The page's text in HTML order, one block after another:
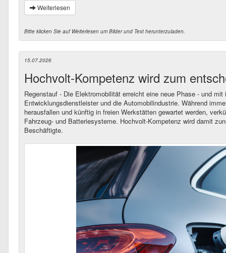
Weiterlesen
Bitte klicken Sie auf Weiterlesen um Bilder und Text herunterzuladen.
15.07.2026
Hochvolt-Kompetenz wird zum
Regenstauf - Die Elektromobilität erreicht eine neue Phase - und
Entwicklungsdienstleister und die Automobilindustrie. Während
herausfallen und künftig in freien Werkstätten gewartet werden,
Fahrzeug- und Batteriesysteme. Hochvolt-Kompetenz wird damit
Beschäftigte.